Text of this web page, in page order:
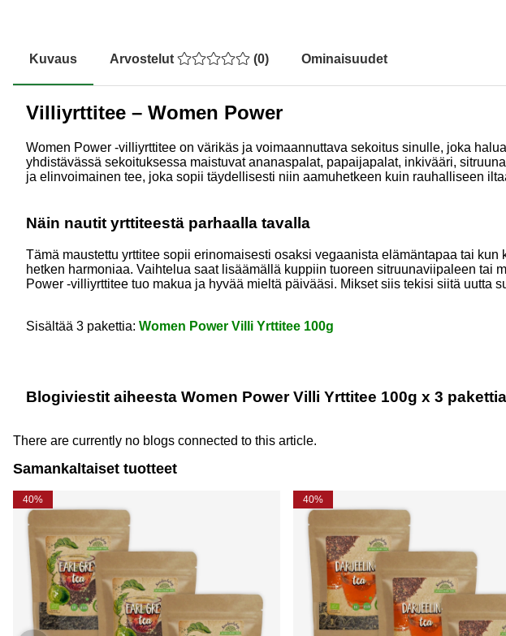
Kuvaus Arvostelut (0) Ominaisuudet
Villiyrttitee – Women Power
Women Power -villiyrttitee on värikäs ja voimaannuttava sekoitus sinulle, joka
yhdistävässä sekoituksessa maistuvat ananaspalat, papaijapalat, inkivääri,
ja elinvoimainen tee, joka sopii täydellisesti niin aamuhetkeen kuin rauhalliseen
Näin nautit yrttiteestä parhaalla tavalla
Tämä maustettu yrttitee sopii erinomaisesti osaksi vegaanista elämäntapaa tai
hetken harmoniaa. Vaihtelua saat lisäämällä kuppiin tuoreen sitruunaviipaleen tai
Power -villiyrttitee tuo makua ja hyvää mieltä päivääsi. Mikset siis tekisi siitä uutta
Sisältää 3 pakettia: Women Power Villi Yrttitee 100g
Blogiviestit aiheesta Women Power Villi Yrttitee 100g x 3 pakettia
There are currently no blogs connected to this article.
Samankaltaiset tuotteet
40% 40%